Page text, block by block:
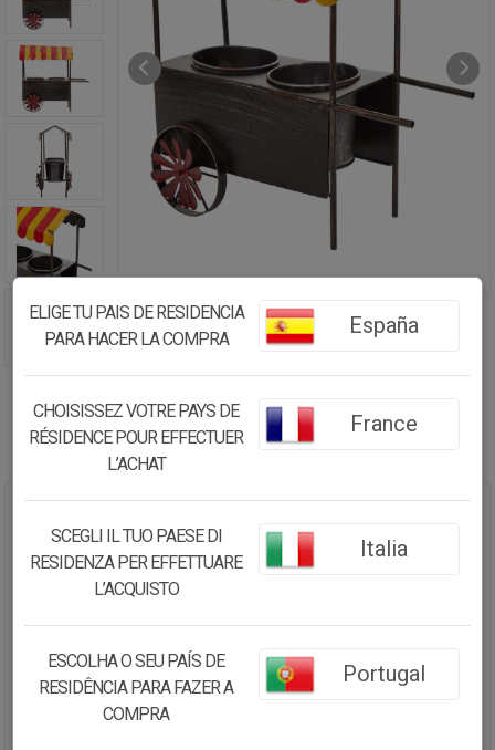
CARRITO MACETERO DE METAL
37,5X21X37
29.32€
Cantidad:
ELIGE TU PAIS DE RESIDENCIA
PARA HACER LA COMPRA
España
CHOISISSEZ VOTRE PAYS DE
RÉSIDENCE POUR EFFECTUER
L’ACHAT
France
SCEGLI IL TUO PAESE DI
RESIDENZA PER EFFETTUARE
L’ACQUISTO
Italia
ESCOLHA O SEU PAÍS DE
RESIDÊNCIA PARA FAZER A
COMPRA
Portugal